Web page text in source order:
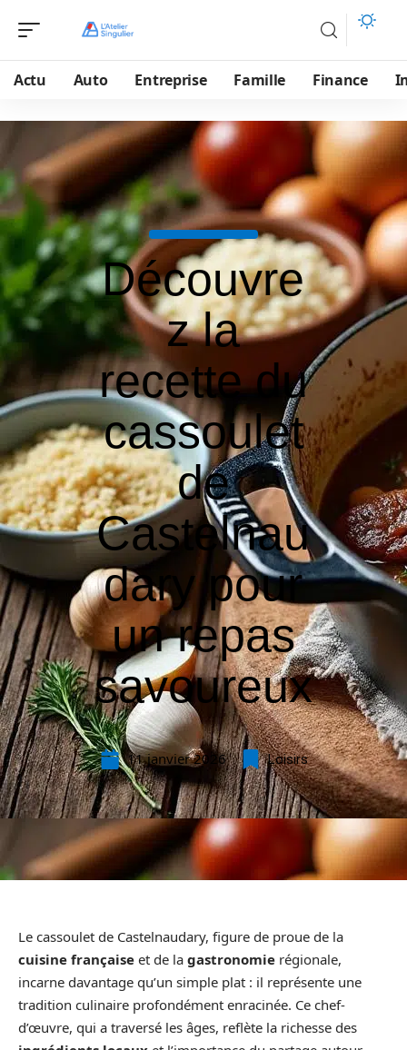
Actu Auto Entreprise Famille Finance
Découvre
z la
recette du
cassoulet
de
Castelnau
dary pour
un repas
savoureux
11 janvier 2026 Loisirs
Le cassoulet de Castelnaudary, figure de proue de la
cuisine française et de la gastronomie régionale,
incarne davantage qu’un simple plat : il représente une
tradition culinaire profondément enracinée. Ce chef-
d’œuvre, qui a traversé les âges, reflète la richesse des